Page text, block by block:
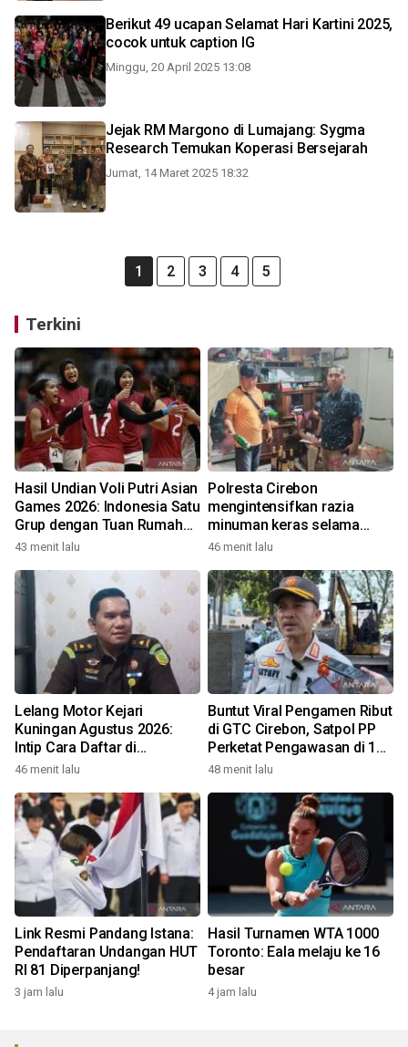
Berikut 49 ucapan Selamat Hari Kartini 2025,
cocok untuk caption IG
Minggu, 20 April 2025 13:08
Jejak RM Margono di Lumajang: Sygma
Research Temukan Koperasi Bersejarah
Jumat, 14 Maret 2025 18:32
1 2 3 4 5
Terkini
Hasil Undian Voli Putri Asian
Games 2026: Indonesia Satu
Grup dengan Tuan Rumah
Jepang
43 menit lalu
Polresta Cirebon
mengintensifkan razia
minuman keras selama
Agustus
46 menit lalu
Lelang Motor Kejari
Kuningan Agustus 2026:
Intip Cara Daftar di
lelang.go.id
46 menit lalu
Buntut Viral Pengamen Ribut
di GTC Cirebon, Satpol PP
Perketat Pengawasan di 12
Titik Rawan
48 menit lalu
Link Resmi Pandang Istana:
Pendaftaran Undangan HUT
RI 81 Diperpanjang!
3 jam lalu
Hasil Turnamen WTA 1000
Toronto: Eala melaju ke 16
besar
4 jam lalu